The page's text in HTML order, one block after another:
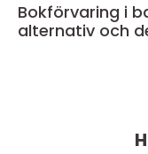
Bokförvaring i barnrum en
alternativ och